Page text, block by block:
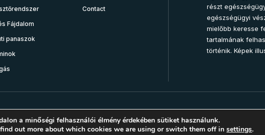
Fájdalom
panaszok
Contact
részt
egészségügyi
mielőbb keresse
tartalmának
történik. Képek
a minőségi felhasználói élmény érdekében sütiket használunk.
out more about which cookies we are using or switch them off insettings.